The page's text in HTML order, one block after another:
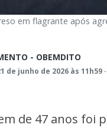
em flagrante após
- OBEMDITO
de junho de 2026 às 11h59
de 47 anos foi